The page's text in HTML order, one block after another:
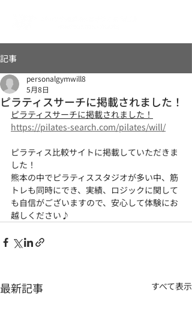
記事
ピラティスサーチに掲載されました！
personalgymwill8
5月8日
ピラティスサーチに掲載されました！
https://pilates-search.com/pilates/will/
ピラティス比較サイトに掲載していただきま
した！
熊本の中でピラティススタジオが多い中、筋
トレも同時にでき、実績、ロジックに関して
も自信がございますので、安心して体験にお
越しください♪
最新記事 すべて表示